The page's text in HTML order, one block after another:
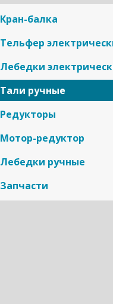
Кран-балка
Тельфер
Лебедки
Тали ручные
Редукторы
Мотор-редуктор
Лебедки ручные
Запчасти